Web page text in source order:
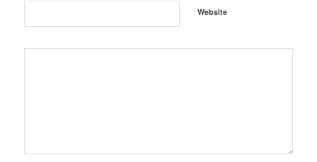
Website